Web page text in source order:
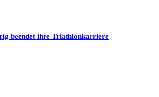
beendet ihre Triathlonkarriere